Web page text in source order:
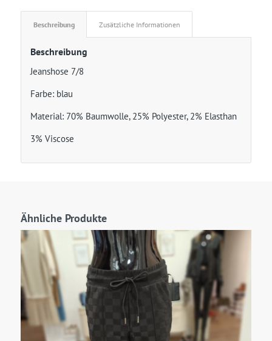
Beschreibung Zusätzliche Informationen
Beschreibung
Jeanshose 7/8
Farbe: blau
Material: 70% Baumwolle, 25% Polyester, 2% Elasthan
3% Viscose
Ähnliche Produkte